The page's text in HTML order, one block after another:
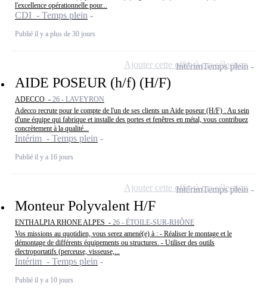
l'excellence opérationnelle pour...
CDI - Temps plein
Publié il y a plus de 30 jours
AIDE POSEUR (h/f) (H/F)
ADECCO - 26 - LAVEYRON
Adecco recrute pour le compte de l'un de ses clients un Aide poseur (H/F) . Au sein
d'une équipe qui fabrique et installe des portes et fenêtres en métal, vous contribuez
concrètement à la qualité...
Intérim - Temps plein
Publié il y a 16 jours
IntérimTemps plein
Ajouter cette offre à ma sélection
Monteur Polyvalent H/F
ENTHALPIA RHONE ALPES - 26 - ÉTOILE-SUR-RHÔNE
Vos missions au quotidien, vous serez amené(e) à : - Réaliser le montage et le
démontage de différents équipements ou structures. - Utiliser des outils
électroportatifs (perceuse, visseuse,...
Intérim - Temps plein
Publié il y a 10 jours
IntérimTemps plein
Ajouter cette offre à ma sélection